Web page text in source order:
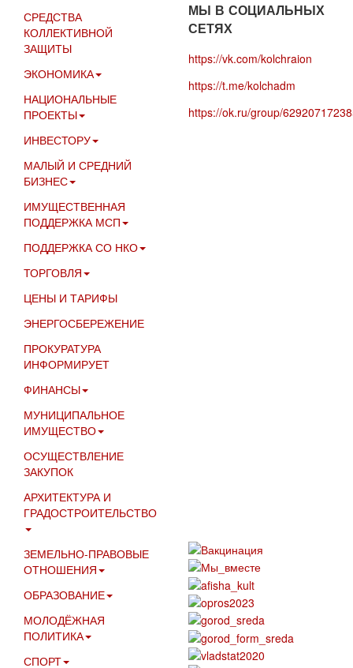
СРЕДСТВА
КОЛЛЕКТИВНОЙ
ЗАЩИТЫ
ЭКОНОМИКА
НАЦИОНАЛЬНЫЕ
ПРОЕКТЫ
ИНВЕСТОРУ
МАЛЫЙ И СРЕДНИЙ
БИЗНЕС
ИМУЩЕСТВЕННАЯ
ПОДДЕРЖКА МСП
ПОДДЕРЖКА СО НКО
ТОРГОВЛЯ
ЦЕНЫ И ТАРИФЫ
ЭНЕРГОСБЕРЕЖЕНИЕ
ПРОКУРАТУРА
ИНФОРМИРУЕТ
ФИНАНСЫ
МУНИЦИПАЛЬНОЕ
ИМУЩЕСТВО
ОСУЩЕСТВЛЕНИЕ
ЗАКУПОК
АРХИТЕКТУРА И
ГРАДОСТРОИТЕЛЬСТВО
ЗЕМЕЛЬНО-ПРАВОВЫЕ
ОТНОШЕНИЯ
ОБРАЗОВАНИЕ
МОЛОДЁЖНАЯ
ПОЛИТИКА
СПОРТ
МЫ В СОЦИАЛЬНЫХ
СЕТЯХ
https://vk.com/kolchraion
https://t.me/kolchadm
https://ok.ru/group/